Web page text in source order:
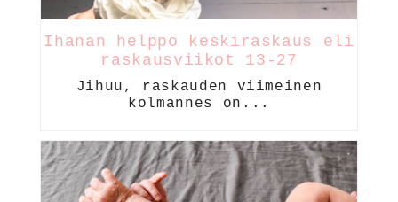
Ihanan helppo keskiraskaus eli
raskausviikot 13-27
Jihuu, raskauden viimeinen
kolmannes on...